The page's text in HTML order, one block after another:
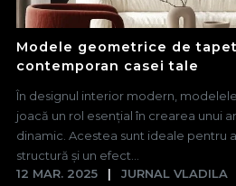
Modele geometrice de
contemporan casei tale
În designul interior modern,
joacă un rol esențial în crearea unui
dinamic. Acestea sunt ideale pentru
structură și un efect...
12 MAR. 2025
JURNAL VLADILA